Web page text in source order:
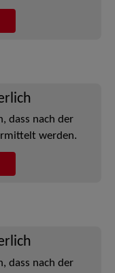
dass nach der
werden.
dass nach der